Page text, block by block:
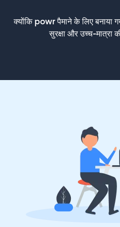
क्योंकि powr पैमाने के लिए बनाया
सुरक्षा और उच्च-मात्रा